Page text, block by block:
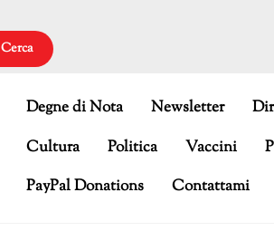
Cerca
Degne di Nota Newsletter
Cultura
Politica Vaccini
PayPal Donations
Contattami